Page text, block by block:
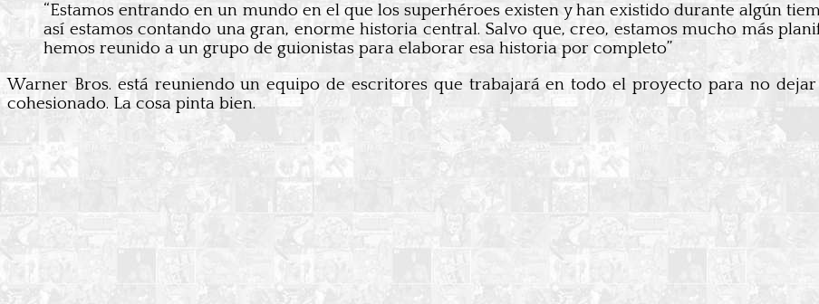
“Estamos entrando en un mundo en el que los superhéroes existen y han existido durante algún
así estamos contando una gran, enorme historia central. Salvo que, creo, estamos mucho más
hemos reunido a un grupo de guionistas para elaborar esa historia por completo”
Warner Bros. está reuniendo un equipo de escritores que trabajará en todo el proyecto para no
cohesionado. La cosa pinta bien.